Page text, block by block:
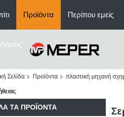
Προϊόντα Περίπου εμείς
Σελίδα Προϊόντα πλαστική μηχανή
ΤΑ ΠΡΟΪΌΝΤΑ